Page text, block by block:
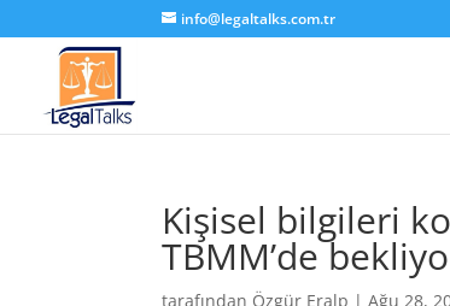
info@legaltalks.com.tr
Kişisel bilgileri
TBMM’de
tarafından Özgür Eralp |Ağu 28,